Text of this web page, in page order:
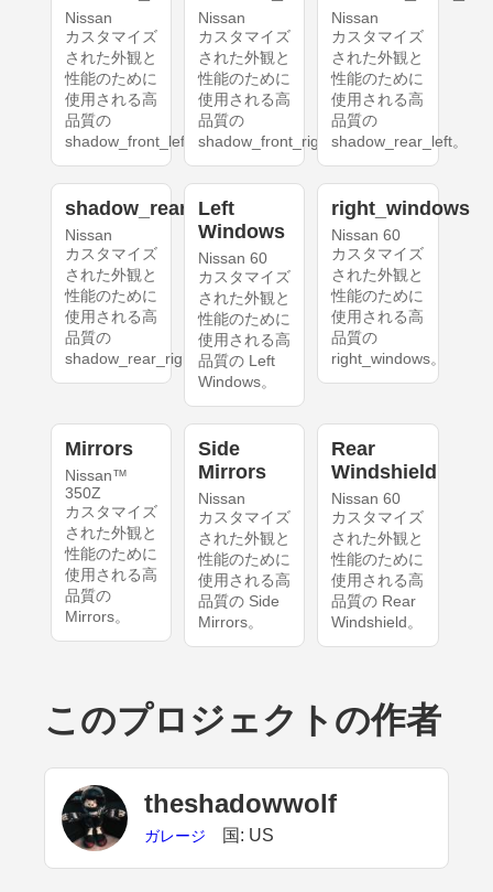
Nissan
カスタマイズ
された外観と
性能のために
使用される高
品質の
shadow_front_left。
Nissan
カスタマイズ
された外観と
性能のために
使用される高
品質の
shadow_front_right。
Nissan
カスタマイズ
された外観と
性能のために
使用される高
品質の
shadow_rear_left。
shadow_rear_right
Nissan
カスタマイズ
された外観と
性能のために
使用される高
品質の
shadow_rear_right。
Left
Windows
Nissan 60
カスタマイズ
された外観と
性能のために
使用される高
品質の Left
Windows。
right_windows
Nissan 60
カスタマイズ
された外観と
性能のために
使用される高
品質の
right_windows。
Mirrors
Nissan™
350Z
カスタマイズ
された外観と
性能のために
使用される高
品質の
Mirrors。
Side
Mirrors
Nissan
カスタマイズ
された外観と
性能のために
使用される高
品質の Side
Mirrors。
Rear
Windshield
Nissan 60
カスタマイズ
された外観と
性能のために
使用される高
品質の Rear
Windshield。
このプロジェクトの作者
theshadowwolf
ガレージ 国: US